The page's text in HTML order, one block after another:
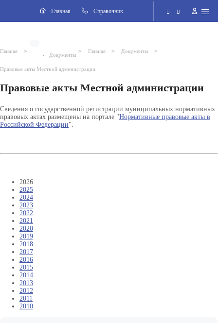
Главная Cправочник
Поиск по сайту
Главная >
Документы
> Главная > Документы >
Правовые акты Местной администрации
Правовые акты Местной администрации
Сведения о государственной регистрации муниципальных нормативных
правовых актах размещены на портале "Нормативные правовые акты в
Российской Федерации".
2026
2025
2024
2023
2022
2021
2020
2019
2018
2017
2016
2015
2014
2013
2012
2011
2010